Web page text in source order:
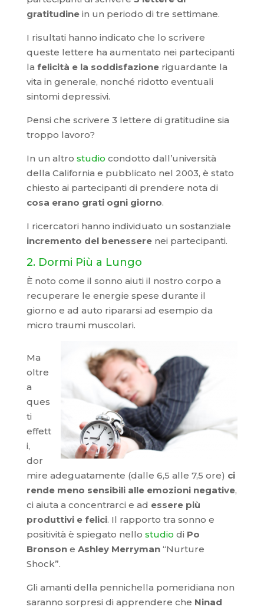
gratitudinein un periodo di tre settimane.
I risultati hanno indicato che lo scrivere
queste lettere ha aumentato nei partecipanti
la felicità e la soddisfazioneriguardante la
vita in generale, nonché ridotto eventuali
sintomi depressivi.
Pensi che scrivere 3 lettere di gratitudine sia
troppo lavoro?
In un altro studio condotto dall’università
della California e pubblicato nel 2003, è stato
chiesto ai partecipanti di prendere nota di
cosa erano grati ogni giorno.
I ricercatori hanno individuato un sostanziale
incremento del benesserenei partecipanti.
2. Dormi Più a Lungo
È noto come il sonno aiuti il nostro corpo a
recuperare le energie spese durante il
giorno e ad auto ripararsi ad esempio da
micro traumi muscolari.
Ma
oltre
a
ques
ti
effett
i,
dor
mire adeguatamente (dalle 6,5 alle 7,5 ore) ci
rende meno sensibili alle emozioni negative,
ci aiuta a concentrarci e ad essere più
produttivi e felici. Il rapporto tra sonno e
positività è spiegato nello studio di Po
Bronsone Ashley Merryman“Nurture
Shock”.
Gli amanti della pennichella pomeridiana non
saranno sorpresi di apprendere che Ninad